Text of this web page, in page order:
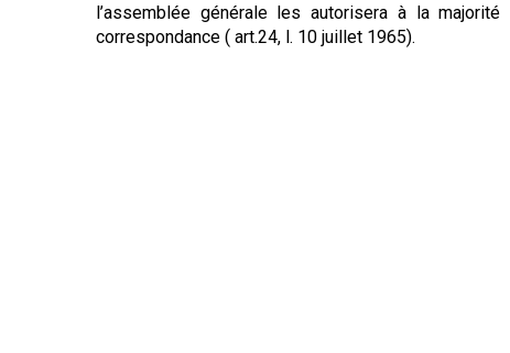
l’assemblée générale les autorisera à la
correspondance ( art.24, l. 10 juillet 1965).